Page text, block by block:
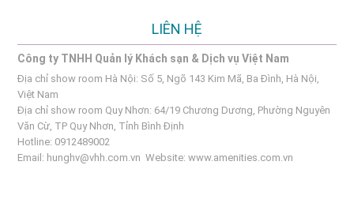
LIÊN HỆ
Công ty TNHH Quản lý Khách sạn & Dịch vụ Việt Nam
Địa chỉ show room Hà Nội: Số 5, Ngõ 143 Kim Mã, Ba Đình, Hà Nội,
Việt Nam
Địa chỉ show room Quy Nhơn: 64/19 Chương Dương, Phường Nguyên
Văn Cừ, TP Quy Nhơn, Tỉnh Bình Định
Hotline: 0912489002
Email: hunghv@vhh.com.vn Website:www.amenities.com.vn